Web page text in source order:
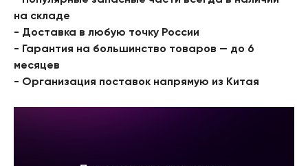
на складе
- Доставка в любую точку России
- Гарантия на большинство товаров — до 6
месяцев
- Организация поставок напрямую из Китая